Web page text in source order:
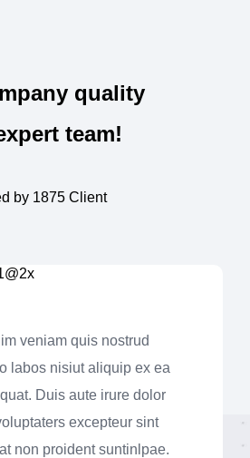
quality
team!
by 1875 Client
veniam quis nostrud
labos nisiut aliquip ex ea
Duis aute irure dolor
excepteur sint
non proident suntinlpae.